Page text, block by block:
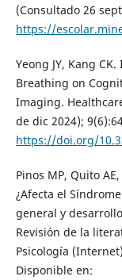
(Consultado 26
https://
Yeong JY, Kang
Breathing on
Imaging.
de dic 2024);
https://doi.org/
Pinos MP, Quito
¿Afecta el
general y
Revisión de la
Psicología
Disponible en: